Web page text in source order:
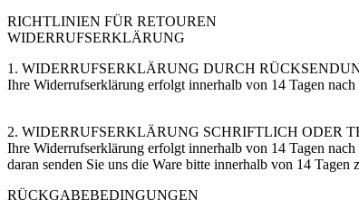
RICHTLINIEN FÜR RETOUREN
WIDERRUFSERKLÄRUNG
1. WIDERRUFSERKLÄRUNG DURCH
Ihre Widerrufserklärung erfolgt innerhalb von 14 Tagen
2. WIDERRUFSERKLÄRUNG SCHRIFTLICH ODER
Ihre Widerrufserklärung erfolgt innerhalb von 14 Tagen
daran senden Sie uns die Ware bitte innerhalb von 14 Tagen
RÜCKGABEBEDINGUNGEN